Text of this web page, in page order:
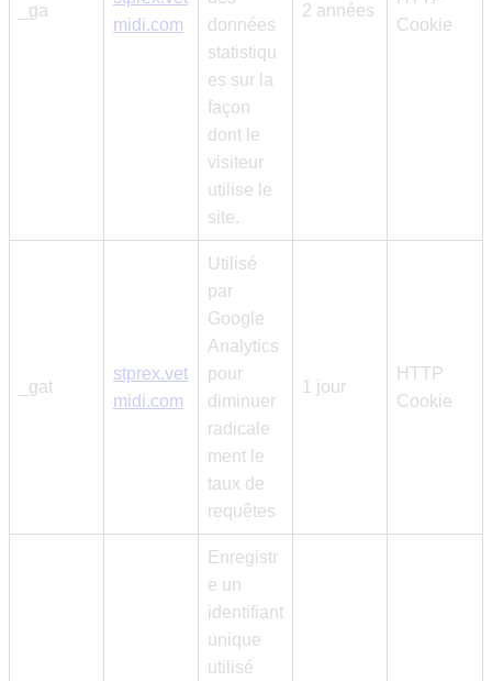
_ga
midi.com
données
statistiqu
es sur la
façon
dont le
visiteur
utilise le
site.
2 années
Cookie
_gat
stprex.vet
midi.com
Utilisé
par
Google
Analytics
pour
diminuer
radicale
ment le
taux de
requêtes
1 jour
HTTP
Cookie
Enregistr
e un
identifiant
unique
utilisé